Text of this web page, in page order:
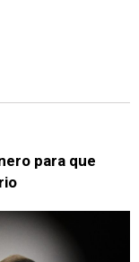
para que